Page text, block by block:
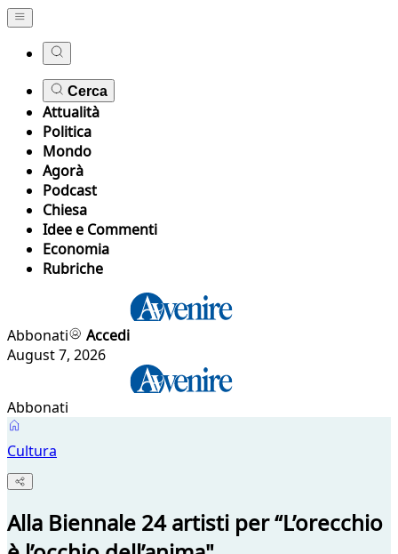
Cerca
Attualità
Politica
Mondo
Agorà
Podcast
Chiesa
Idee e Commenti
Economia
Rubriche
Abbonati
Accedi
August 7, 2026
Abbonati
Cultura
Alla Biennale 24 artisti per “L’orecchio